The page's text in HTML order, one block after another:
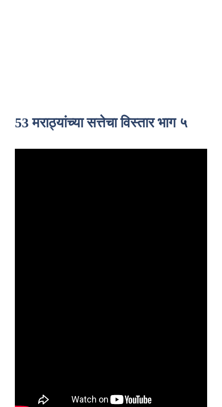
53 मराठ्यांच्या सत्तेचा विस्तार भाग ५